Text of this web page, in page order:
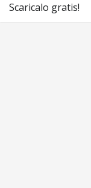
Scaricalo gratis!